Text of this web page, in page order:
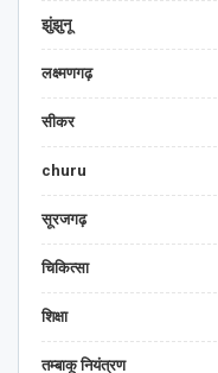
झुंझुनू
लक्ष्मणगढ़
सीकर
churu
सूरजगढ़
चिकित्सा
शिक्षा
तम्बाकू नियंत्रण